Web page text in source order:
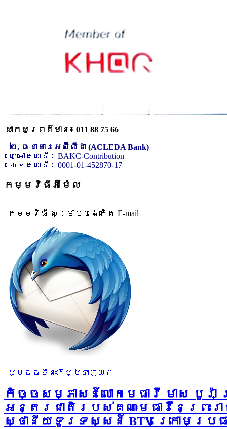
សាកសួរពត៌មាន៖ 011 88 75 66
២. ធនាគារអេស៊ីលីដា (ACLEDA Bank)
ឈ្មោះគណនី ៖ BAKC-Contribution
លេខគណនី ៖ 0001-01-452870-17
កម្មវិធីអ៊ីម៉ែល
កម្មវិធី សម្រាប់បង្កើត E-mail
សូមចុចទីនេះដើម្បីទាញយក
កិច្ចសម្ភាសន៍​លោកមេធាវី​ មាស បូ
អន្តរជាតិរបស់គណៈមេធាវីនៃព្រ
ស្ថានីយទូរទស្សន៍ BTV ក្រោមប្រ